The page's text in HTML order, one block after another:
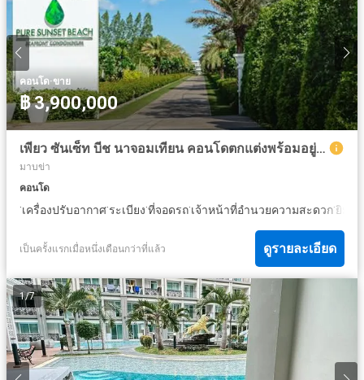
คอนโด·ขาย
฿ 3,900,000
เพียว ซันเซ็ท บีช นาจอมเทียน คอนโดตกแต่งพร้อมอยู่ ขนาด 39 ตรม. FQ
มาบข่า
คอนโด
·เครื่องปรับอากาศ·ระเบียง·ที่จอดรถ·เจ้าหน้าที่อำนวยความสะดวก·ยิม
เป็นครั้งแรกเมื่อหนึ่งเดือนกว่าที่แล้ว ดูรายละเอียด
1/7